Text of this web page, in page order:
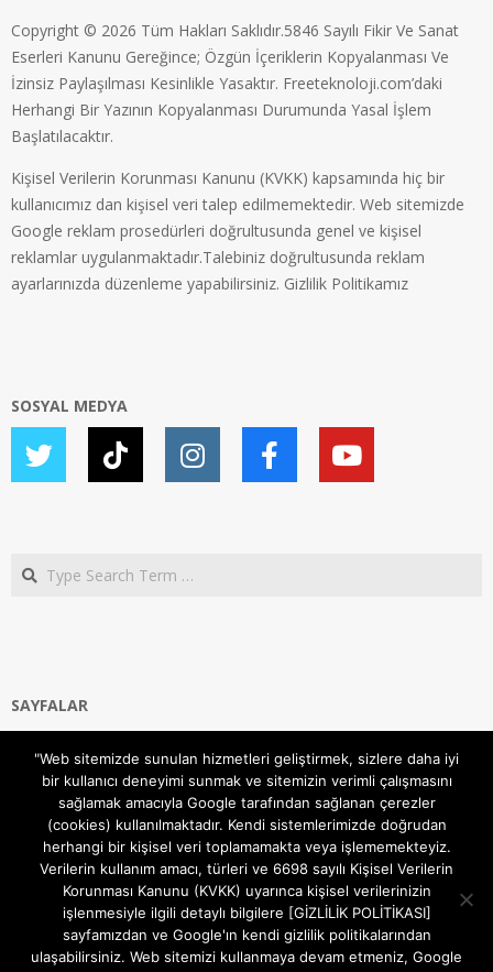
Copyright © 2026 Tüm Hakları Saklıdır.5846 Sayılı Fikir Ve Sanat
Eserleri Kanunu Gereğince; Özgün İçeriklerin Kopyalanması Ve
İzinsiz Paylaşılması Kesinlikle Yasaktır. Freeteknoloji.com’daki
Herhangi Bir Yazının Kopyalanması Durumunda Yasal İşlem
Başlatılacaktır.
Kişisel Verilerin Korunması Kanunu (KVKK) kapsamında hiç bir
kullanıcımız dan kişisel veri talep edilmemektedir. Web sitemizde
Google reklam prosedürleri doğrultusunda genel ve kişisel
reklamlar uygulanmaktadır.Talebiniz doğrultusunda reklam
ayarlarınızda düzenleme yapabilirsiniz. Gizlilik Politikamız
SOSYAL MEDYA
Search
SAYFALAR
Gizlilik ve Çerezler (Cookies) Politikası
Hakkımızda
İletişim Kanalları
MODEM KURULUM
TEKNİK DESTEK
TELEVİZYON SİSTEMLERİ
"Web sitemizde sunulan hizmetleri geliştirmek, sizlere daha iyi
bir kullanıcı deneyimi sunmak ve sitemizin verimli çalışmasını
sağlamak amacıyla Google tarafından sağlanan çerezler
(cookies) kullanılmaktadır. Kendi sistemlerimizde doğrudan
herhangi bir kişisel veri toplamamakta veya işlememekteyiz.
Verilerin kullanım amacı, türleri ve 6698 sayılı Kişisel Verilerin
Korunması Kanunu (KVKK) uyarınca kişisel verilerinizin
işlenmesiyle ilgili detaylı bilgilere [GİZLİLİK POLİTİKASI]
sayfamızdan ve Google'ın kendi gizlilik politikalarından
ulaşabilirsiniz. Web sitemizi kullanmaya devam etmeniz, Google